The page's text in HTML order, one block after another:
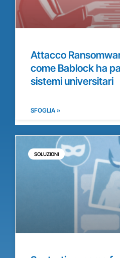
Attacco
come Bablock ha
sistemi universitari
SFOGLIA »
SOLUZIONI